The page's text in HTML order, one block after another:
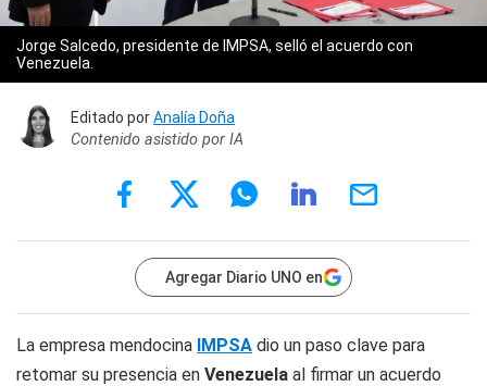
Jorge Salcedo, presidente de IMPSA, selló el acuerdo con
Venezuela.
Editado porAnalía Doña
Contenido asistido por IA
Agregar Diario UNO en
La empresa mendocina IMPSA dio un paso clave para
retomar su presencia en Venezuela al firmar un acuerdo